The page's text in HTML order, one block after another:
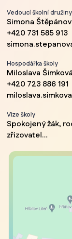
Vedoucí školní družiny
Simona
+420 731 585 913
Hospodářka školy
Miloslava Šimková
+420 723 886 191
Vize školy
Spokojený žák,
zřizovatel...